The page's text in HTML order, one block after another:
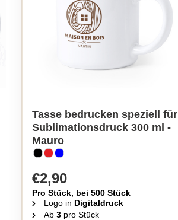
Tasse bedrucken speziell für
Sublimationsdruck 300 ml -
Mauro
€2,90
Pro Stück, bei 500 Stück
Logo in Digitaldruck
Ab 3pro Stück